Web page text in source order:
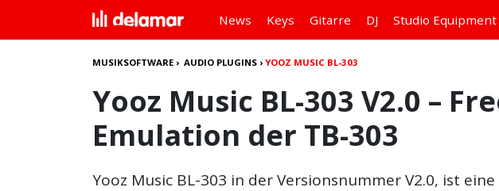
News Keys Gitarre DJ Studio Equipment
MUSIKSOFTWARE ›AUDIO PLUGINS ›YOOZ MUSIC BL-303
Yooz Music BL-303 V2.0 –
Emulation der TB-303
Yooz Music BL-303 in der Versionsnummer V2.0, ist